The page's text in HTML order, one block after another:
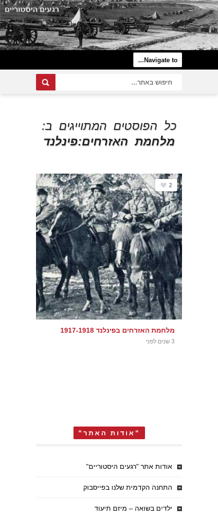
כל הפוסטים המתוייגים ב:
מלחמת האזרחים:פינלנד
2
מלחמת האזרחים בפינלנד 1917-1918
3 שנים לפני
"אודות האתר"
אודות אתר "רגעים היסטוריים"
התחנה הקדמית שלנו בפייסבוק
ילדים בשואה – מיזם תיעוד